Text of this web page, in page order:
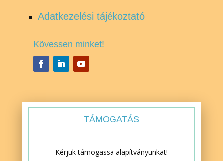
Adatkezelési tájékoztató
Kövessen minket!
TÁMOGATÁS
Kérjük támogassa alapítványunkat!